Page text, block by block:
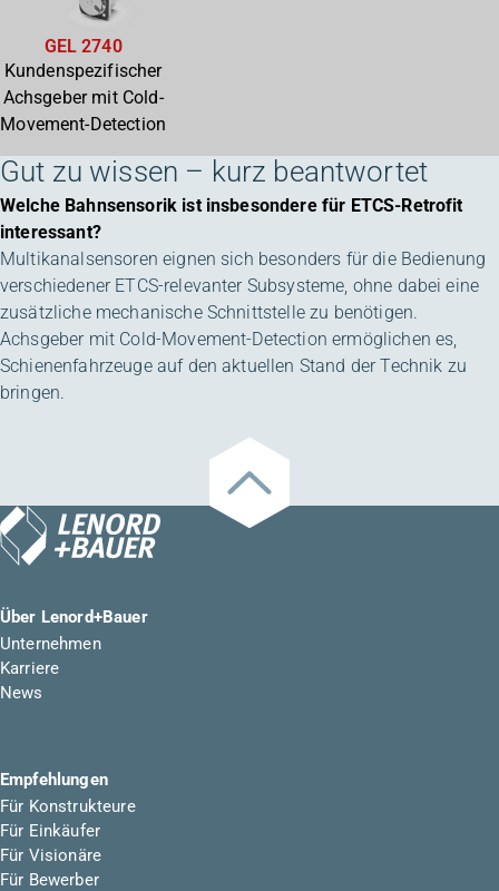
GEL 2740
Kundenspezifischer
Achsgeber mit Cold-
Movement-Detection
Gut zu wissen – kurz beantwortet
Welche Bahnsensorik ist insbesondere für ETCS-Retrofit
interessant?
Multikanalsensoren eignen sich besonders für die Bedienung
verschiedener ETCS-relevanter Subsysteme, ohne dabei eine
zusätzliche mechanische Schnittstelle zu benötigen.
Achsgeber mit Cold-Movement-Detection ermöglichen es,
Schienenfahrzeuge auf den aktuellen Stand der Technik zu
bringen.
Über Lenord+Bauer
Unternehmen
Karriere
News
Empfehlungen
Für Konstrukteure
Für Einkäufer
Für Visionäre
Für Bewerber